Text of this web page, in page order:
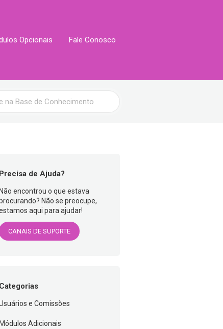
Opcionais Fale Conosco
Precisa de Ajuda?
Não encontrou o que estava
Não se preocupe,
aqui para ajudar!
CANAIS DE SUPORTE
Categorias
e Comissões
Módulos Adicionais